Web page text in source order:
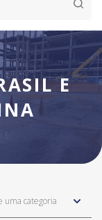
E
uma categoria